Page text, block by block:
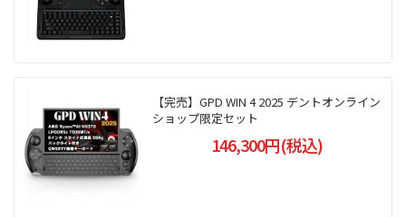
【完売】GPD WIN 4 2025 デントオンライン
ショップ限定セット
146,300円(税込)